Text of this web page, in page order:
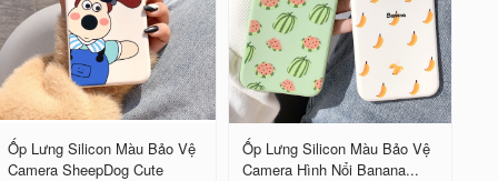
Ốp Lưng Silicon Màu Bảo Vệ
Camera SheepDog Cute
Ốp Lưng Silicon Màu Bảo Vệ
Camera Hình Nổi Banana...